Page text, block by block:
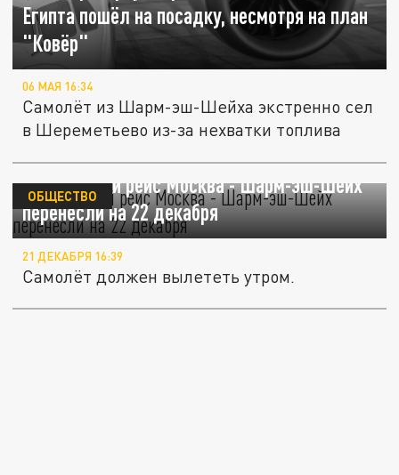
Египта пошёл на посадку, несмотря на план
"Ковёр"
06 МАЯ 16:34
Самолёт из Шарм-эш-Шейха экстренно сел
в Шереметьево из-за нехватки топлива
Проблемный рейс Москва - Шарм-эш-Шейх
перенесли на 22 декабря
ОБЩЕСТВО
21 ДЕКАБРЯ 16:39
Самолёт должен вылететь утром.